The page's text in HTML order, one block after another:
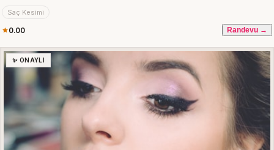
Saç Kesimi
0.00 Randevu →
✨ ONAYLI